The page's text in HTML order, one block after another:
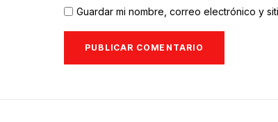
Guardar mi nombre, correo electrónico y